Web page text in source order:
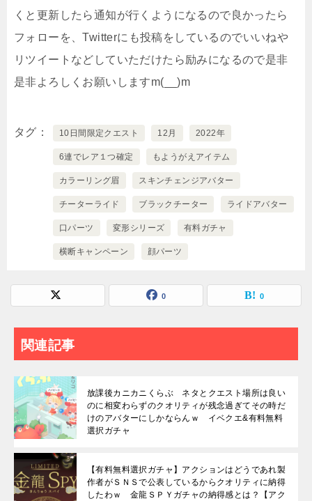
くと更新したら通知が行くようになるので良かったら
フォローを、Twitterにも投稿をしているのでいいねや
リツイートなどしていただけたら励みになるので是非
是非よろしくお願いしますm(__)m
タグ 10日間限定クエスト 12月 2022年
6連でレア１つ確定 もようがえアイテム
カラーリング眉 スキンチェンジアバター
チーターライド ブラックチーター ライドアバター
口パーツ 変形シリーズ 有料ガチャ
横断キャンペーン 顔パーツ
0 0
関連記事
放課後カニカニくらぶ ネタとクエスト場所は良い
のに相変わらずのクオリティが残念過ぎてその時だ
けのアバターにしかならんｗ イベクエ&有料無料
選択ガチャ
【有料無料選択ガチャ】アクションはどうであれ製
作者がＳＮＳで公表しているからクオリティに納得
したわｗ 金龍ＳＰＹガチャの納得感とは？【アク